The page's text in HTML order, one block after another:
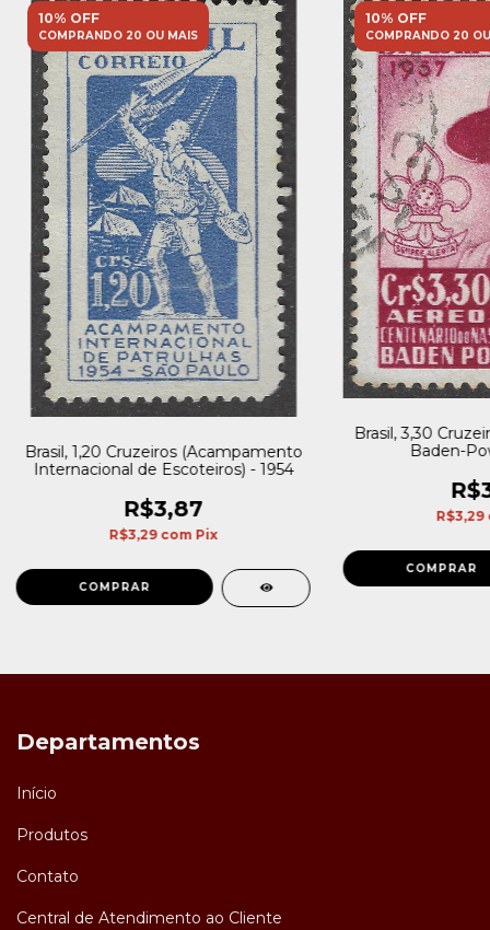
10% OFF
COMPRANDO 20 OU MAIS
Brasil, 1,20 Cruzeiros (Acampamento
Internacional de Escoteiros) - 1954
R$3,87
R$3,29 com Pix
10% OFF
COMPRANDO 20
Brasil, 3,30
Baden-
R$3,29
Departamentos
Início
Produtos
Contato
Central de Atendimento ao Cliente